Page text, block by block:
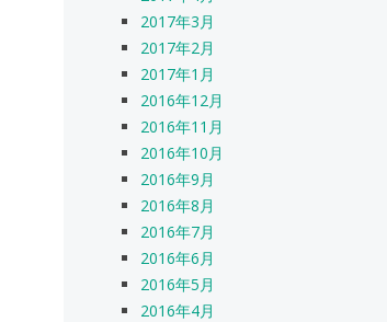
2017年3月
2017年2月
2017年1月
2016年12月
2016年11月
2016年10月
2016年9月
2016年8月
2016年7月
2016年6月
2016年5月
2016年4月